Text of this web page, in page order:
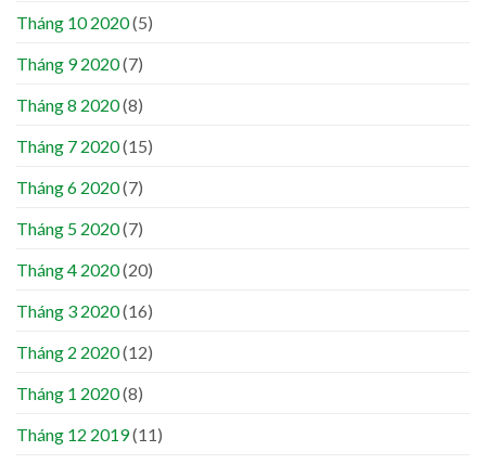
Tháng 10 2020(5)
Tháng 9 2020(7)
Tháng 8 2020(8)
Tháng 7 2020(15)
Tháng 6 2020(7)
Tháng 5 2020(7)
Tháng 4 2020(20)
Tháng 3 2020(16)
Tháng 2 2020(12)
Tháng 1 2020(8)
Tháng 12 2019(11)